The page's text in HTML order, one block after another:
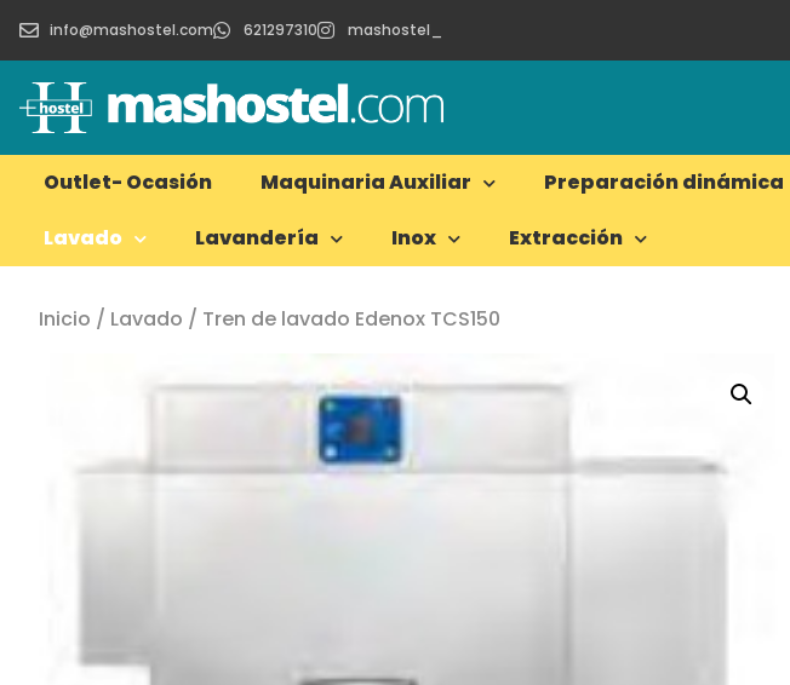
info@mashostel.com 621297310 mashostel_
Outlet- Ocasión Maquinaria Auxiliar Preparación dinámica
Lavado
Lavandería Inox Extracción
Inicio / Lavado / Tren de lavado Edenox TCS150